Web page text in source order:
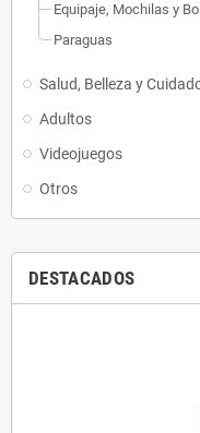
Equipaje, Mochilas y
Paraguas
Salud, Belleza y
Adultos
Videojuegos
Otros
DESTACADOS